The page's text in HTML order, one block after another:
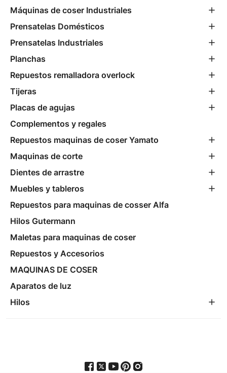
Máquinas de coser Industriales
Prensatelas Domésticos
Prensatelas Industriales
Planchas
Repuestos remalladora overlock
Tijeras
Placas de agujas
Complementos y regales
Repuestos maquinas de coser Yamato
Maquinas de corte
Dientes de arrastre
Muebles y tableros
Repuestos para maquinas de cosser Alfa
Hilos Gutermann
Maletas para maquinas de coser
Repuestos y Accesorios
MAQUINAS DE COSER
Aparatos de luz
Hilos